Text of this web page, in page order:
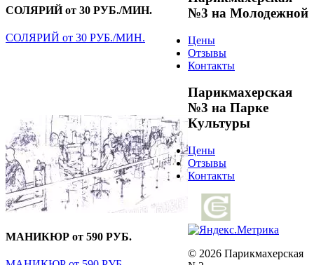
СОЛЯРИЙ от 30 РУБ./МИН.
СОЛЯРИЙ от 30 РУБ./МИН.
МАНИКЮР от 590 РУБ.
№3 на Молодежной
Цены
Отзывы
Контакты
Парикмахерская
№3 на Парке
Культуры
Цены
Отзывы
Контакты
© 2026 Парикмахерская